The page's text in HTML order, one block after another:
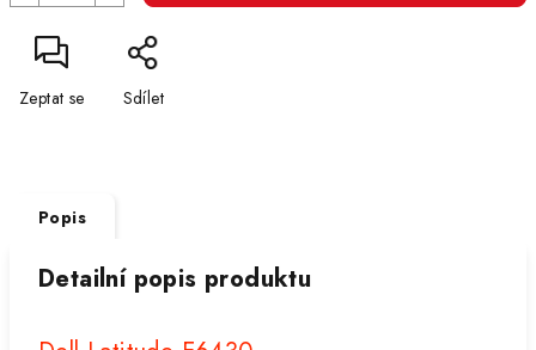
Zeptat se Sdílet
Popis
Detailní popis produktu